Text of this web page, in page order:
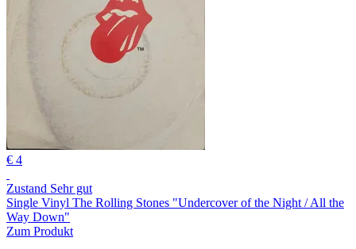
€ 4
Zustand Sehr gut
Single Vinyl The Rolling Stones "Undercover of the Night / All the
Way Down"
Zum Produkt